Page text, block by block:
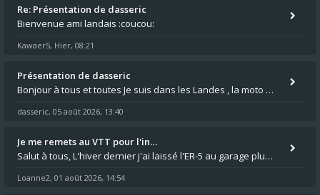
Re: Présentation de dasseric
Bienvenue ami landais :coucou:
Kawaer5, Hier, 08:21
Présentation de dasseric
Bonjour à tous et toutes Je suis dans les Landes , la moto appartient à ma fille et je suis désigné pour faire l'entreti
dasseric, 05 août 2026, 13:40
Je me remets au VTT pour l'in…
Salut à tous, L'hiver dernier j'ai laissé l'ER-5 au garage plus souvent que je veux bien l'admettre, et le médecin m'a
Loanne2, 01 août 2026, 14:54